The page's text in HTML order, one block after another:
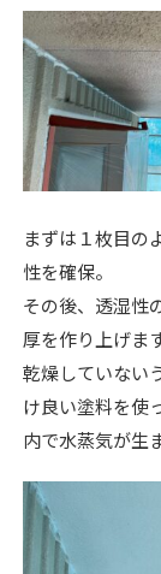
まずは１枚目の
性を確保。
その後、透湿性
厚を作り上げます
乾燥していない
け良い塗料を使
内で水蒸気が生